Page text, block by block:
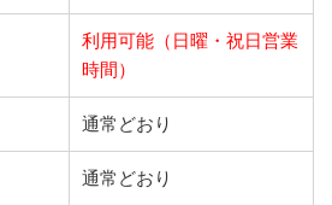
利用可能（日曜・祝日営業
時間）
通常どおり
通常どおり